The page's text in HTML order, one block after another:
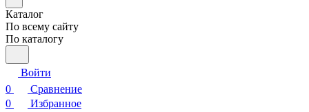
Каталог
По всему сайту
По каталогу
Войти
0
Сравнение
0
Избранное